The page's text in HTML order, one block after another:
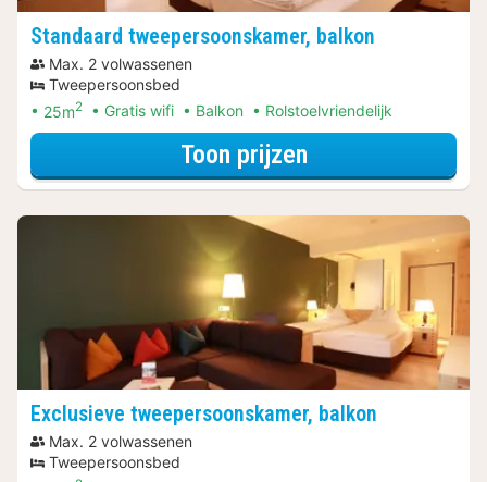
Standaard tweepersoonskamer, balkon
Max. 2 volwassenen
Tweepersoonsbed
25m2 Gratis wifi Balkon Rolstoelvriendelijk
Toon prijzenvoor Standaard
Exclusieve tweepersoonskamer, balkon
Max. 2 volwassenen
Tweepersoonsbed